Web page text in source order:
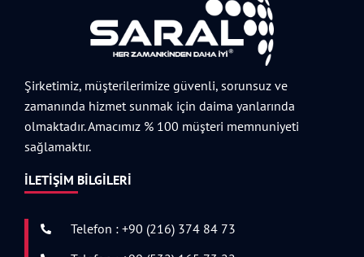
Şirketimiz, müşterilerimize güvenli, sorunsuz ve
zamanında hizmet sunmak için daima yanlarında
olmaktadır. Amacımız % 100 müşteri memnuniyeti
sağlamaktır.
İLETIŞIM BILGILERI
Telefon : +90 (216) 374 84 73